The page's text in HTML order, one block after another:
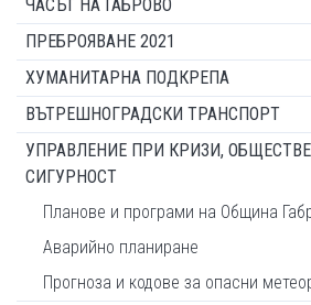
ЧАСЪТ НА ГАБРОВО
ПРЕБРОЯВАНЕ 2021
ХУМАНИТАРНА ПОДКРЕПА
ВЪТРЕШНОГРАДСКИ ТРАНСПОРТ
УПРАВЛЕНИЕ ПРИ КРИЗИ,
СИГУРНОСТ
Планове и програми на Община
Аварийно планиране
Прогноза и кодове за опасни